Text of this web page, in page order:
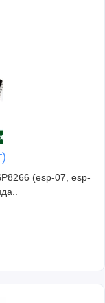
(esp-07, esp-